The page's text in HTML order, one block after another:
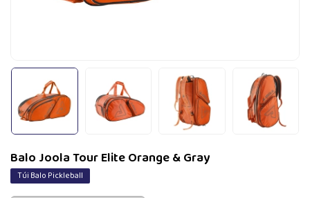
Balo Joola Tour Elite Orange & Gray
Túi Balo Pickleball